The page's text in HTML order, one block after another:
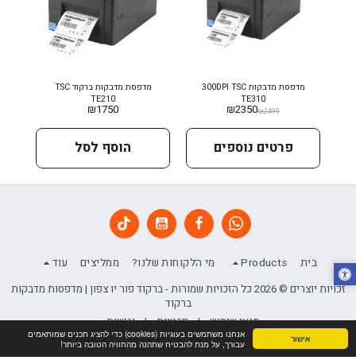
אישור
אנחנו משתמשים בעוגיות (cookies) כדי להציג תכנים שמותאמים
עבורך, על מנת להבטיח שתהנה מהחוויה הטובה ביותר!
מדפסת מדבקות 300DPI TSC
TE310
₪2499
₪2350
פרטים נוספים
מדפסת מדבקות ברקוד TSC
TE210
₪1750
הוסף לסל
בית Products מי הלקוחות שלנו? ממליצים
עוד
זכויות יוצרים © 2026 כל הזכויות שמורות -
ברקוד פור יו צפון | מדפסות מדבקות
ברקוד
תנאי שימוש|פרטיות|נגישות